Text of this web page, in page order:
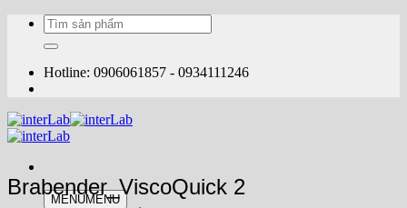
dung
Tìm
kiếm:
Hotline: 0906061857 - 0934111246
MENUMENU
Brabender_ViscoQuick 2